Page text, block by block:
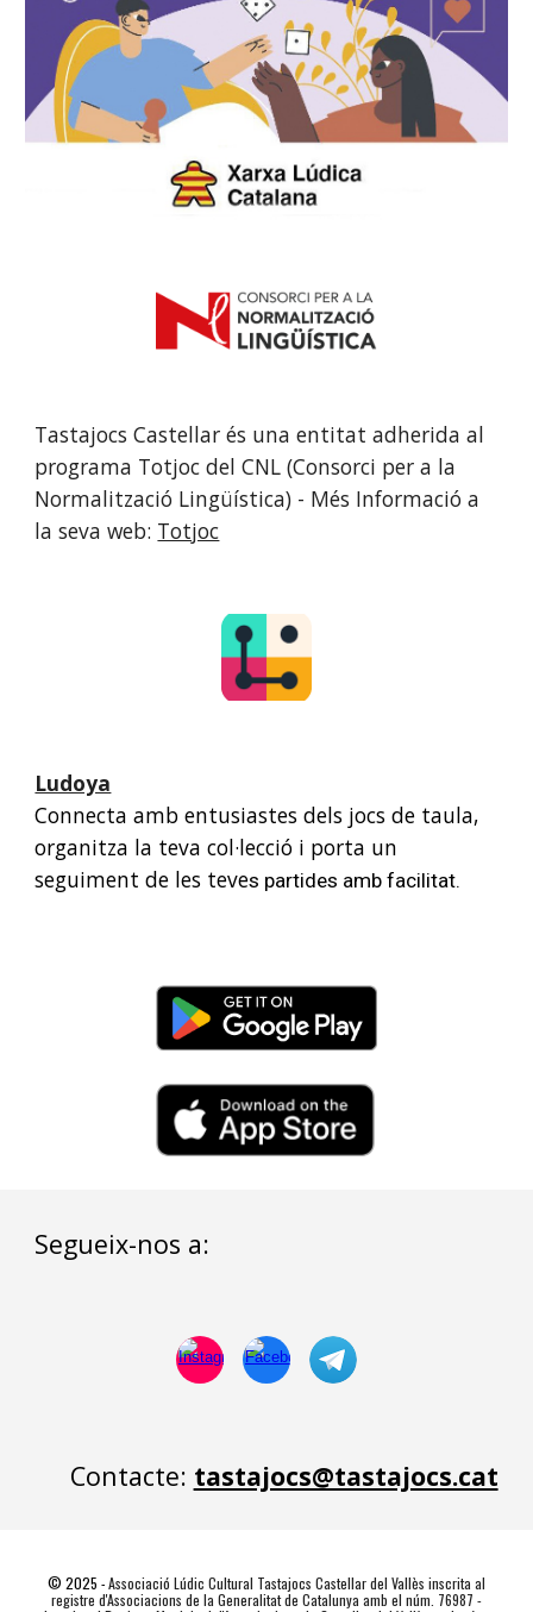
Tastajocs Castellar és una entitat adherida al
programa Totjoc del CNL (Consorci per a la
Normalització Lingüística) - Més Informació a
la seva web: Totjoc
Ludoya
Connecta amb entusiastes dels jocs de taula,
organitza la teva col·lecció i porta un
seguiment de les teves partides amb facilitat.
Segueix-nos a:
Contacte: tastajocs@tastajocs.cat
© 2025 -Associació Lúdic Cultural Tastajocs Castellar del Vallès inscrita al
registre d'Associacions de la Generalitat de Catalunya amb el núm. 76987 -